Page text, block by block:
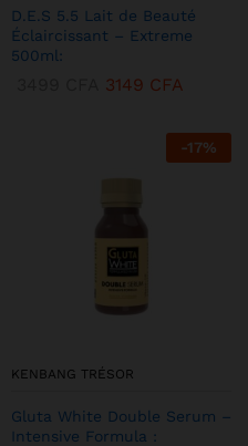
D.E.S 5.5 Lait de Beauté
Éclaircissant – Extreme
500ml:
3149 CFA
-17%
KENBANG TRÉSOR
Gluta White Double Serum –
Intensive Formula :